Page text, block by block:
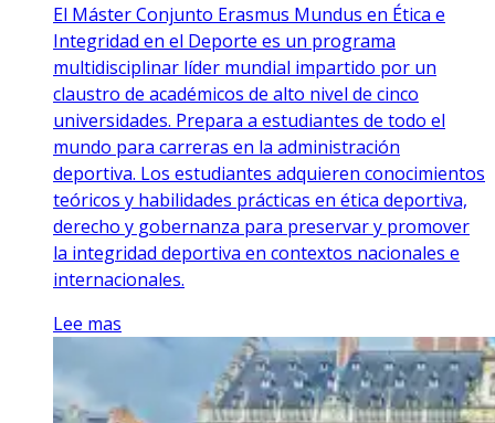
El Máster Conjunto Erasmus Mundus en Ética e
Integridad en el Deporte es un programa
multidisciplinar líder mundial impartido por un
claustro de académicos de alto nivel de cinco
universidades. Prepara a estudiantes de todo el
mundo para carreras en la administración
deportiva. Los estudiantes adquieren conocimientos
teóricos y habilidades prácticas en ética deportiva,
derecho y gobernanza para preservar y promover
la integridad deportiva en contextos nacionales e
internacionales.
Lee mas